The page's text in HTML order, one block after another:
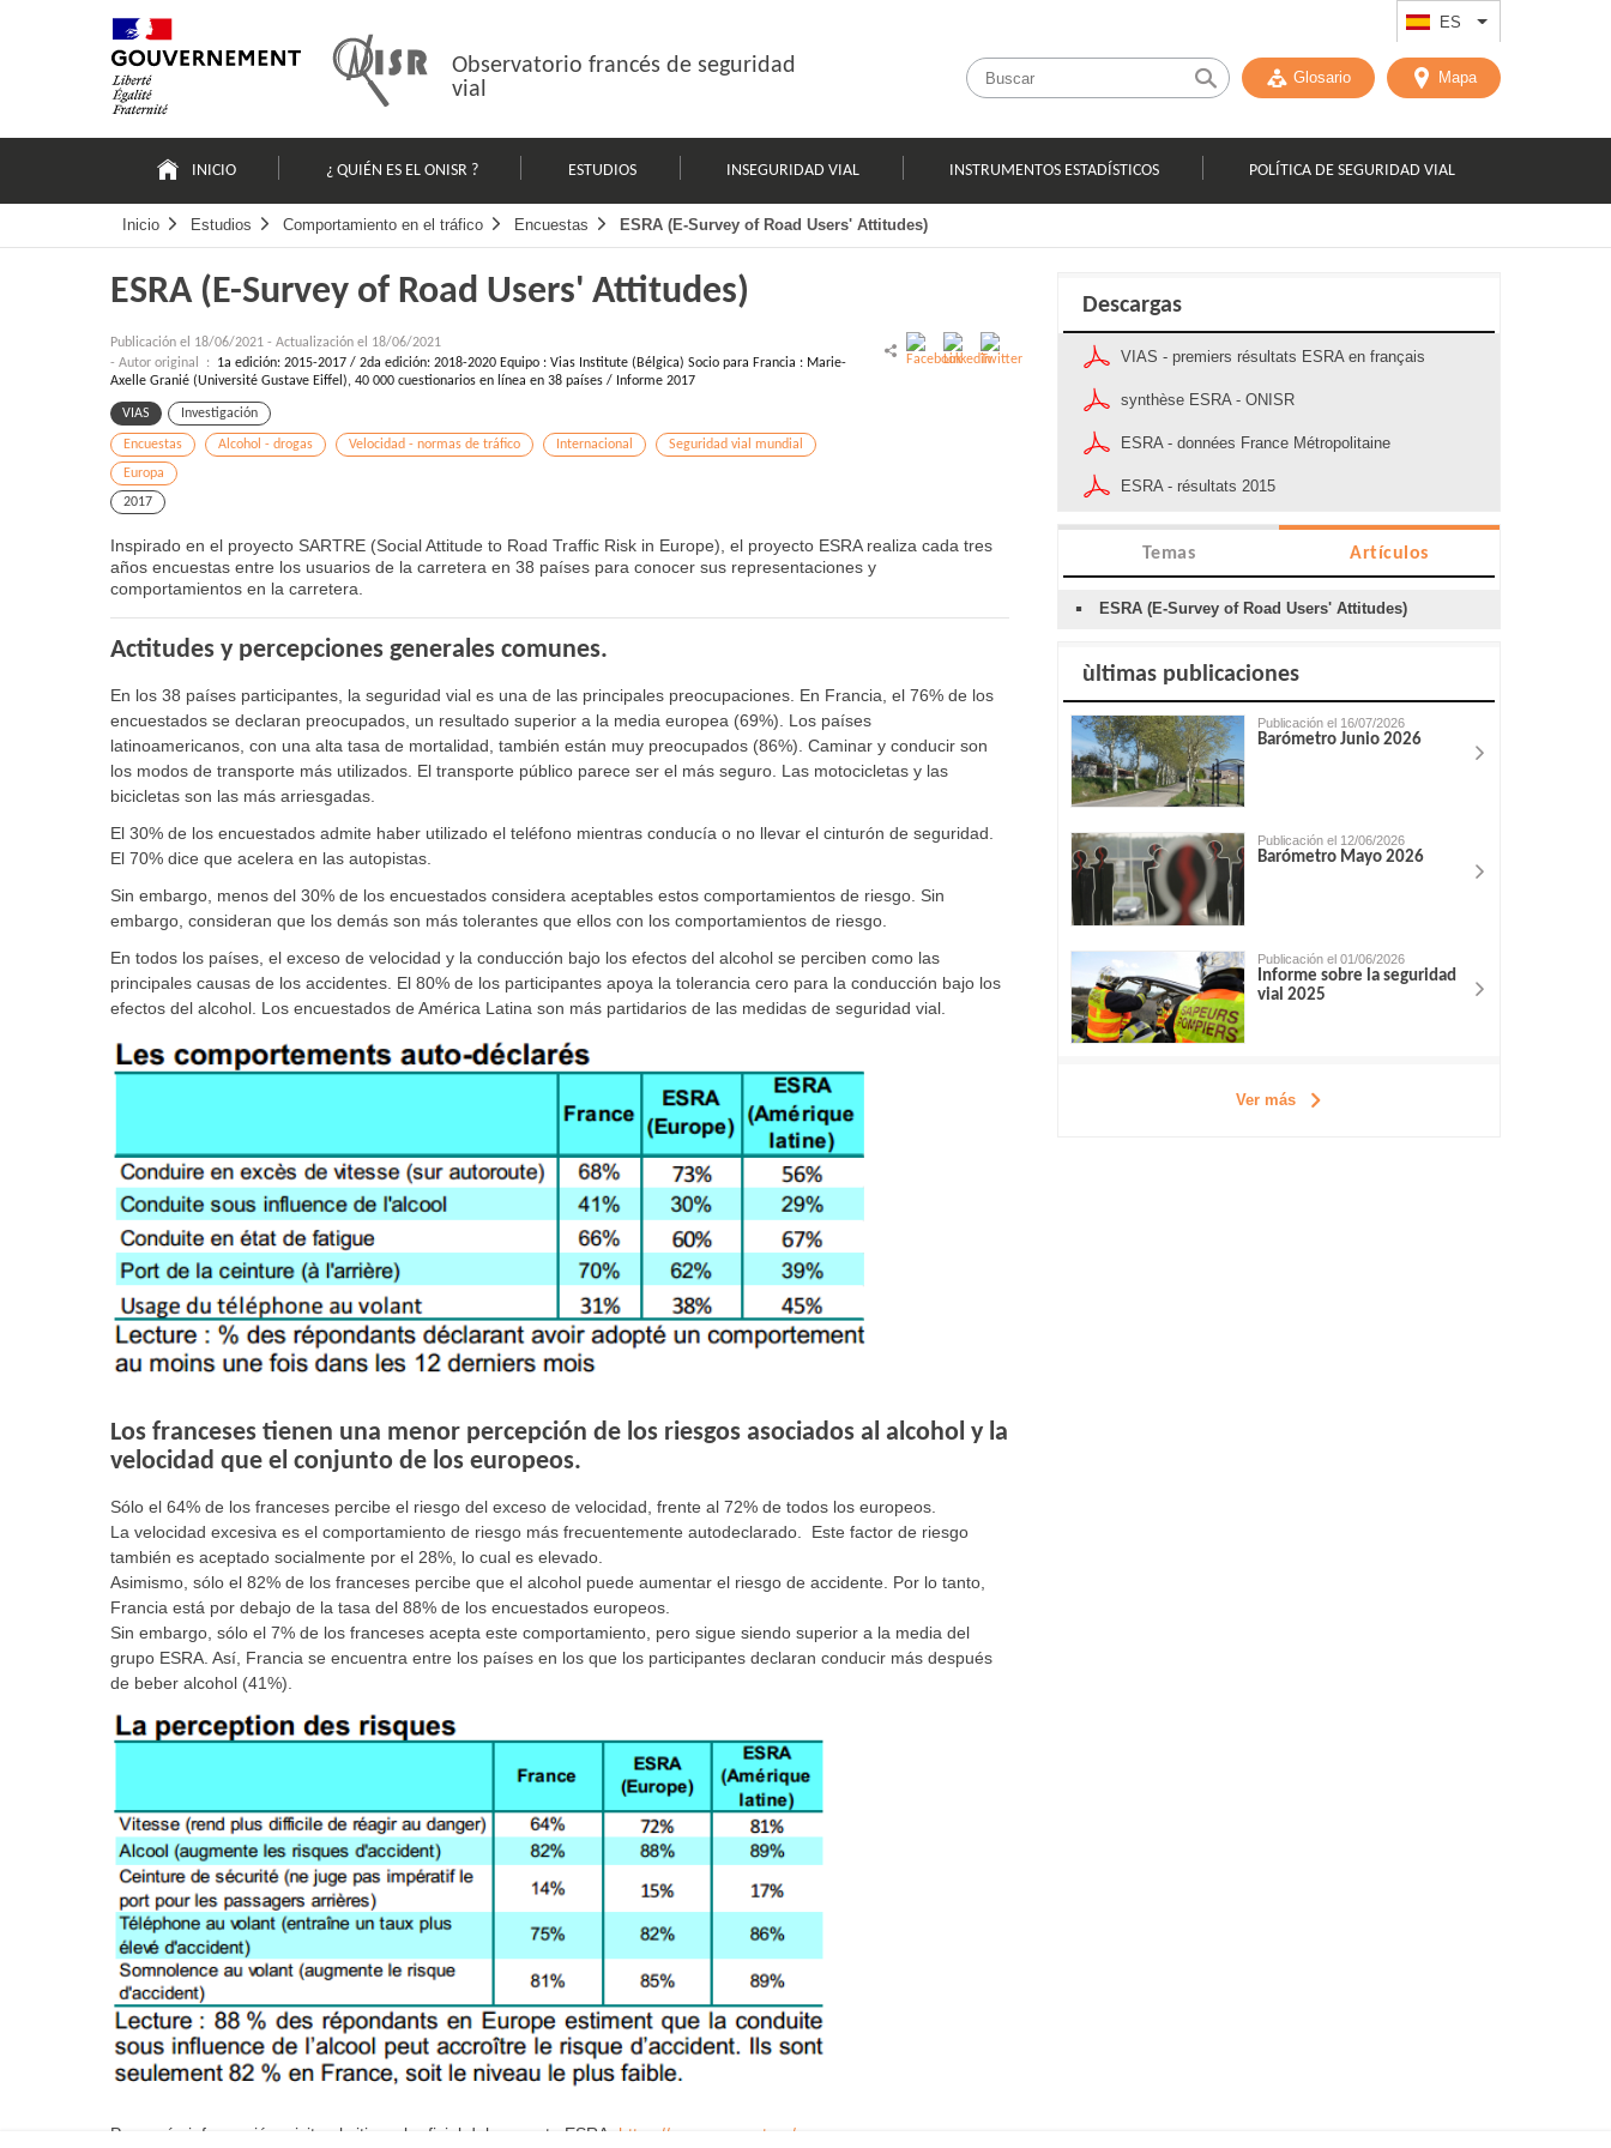
ES List additional
Observatorio francés de seguridad
vial
Glosario Mapa
principale
INICIO ¿ QUIÉN ES EL ONISR ? ESTUDIOS INSEGURIDAD VIAL INSTRUMENTOS ESTADÍSTICOS POLÍTICA DE SEGURIDAD VIAL
Inicio Estudios Comportamiento en el tráfico Encuestas ESRA (E-Survey of Road Users' Attitudes)
ESRA (E-Survey of Road Users' Attitudes)
Publicación el 18/06/2021 - Actualización el 18/06/2021
- Autor original : 1a edición: 2015-2017 / 2da edición: 2018-2020 Equipo : Vias Institute (Bélgica) Socio para Francia : Marie-
Axelle Granié (Université Gustave Eiffel), 40 000 cuestionarios en línea en 38 países / Informe 2017
VIAS Investigación
Encuestas Alcohol - drogas Velocidad - normas de tráfico Internacional
Seguridad vial mundial
Europa
2017
Inspirado en el proyecto SARTRE (Social Attitude to Road Traffic Risk in Europe), el proyecto ESRA realiza cada tres
años encuestas entre los usuarios de la carretera en 38 países para conocer sus representaciones y
comportamientos en la carretera.
Actitudes y percepciones generales comunes.
En los 38 países participantes, la seguridad vial es una de las principales preocupaciones. En Francia, el 76% de los
encuestados se declaran preocupados, un resultado superior a la media europea (69%). Los países
latinoamericanos, con una alta tasa de mortalidad, también están muy preocupados (86%). Caminar y conducir son
los modos de transporte más utilizados. El transporte público parece ser el más seguro. Las motocicletas y las
bicicletas son las más arriesgadas.
El 30% de los encuestados admite haber utilizado el teléfono mientras conducía o no llevar el cinturón de seguridad.
El 70% dice que acelera en las autopistas.
Sin embargo, menos del 30% de los encuestados considera aceptables estos comportamientos de riesgo. Sin
embargo, consideran que los demás son más tolerantes que ellos con los comportamientos de riesgo.
En todos los países, el exceso de velocidad y la conducción bajo los efectos del alcohol se perciben como las
principales causas de los accidentes. El 80% de los participantes apoya la tolerancia cero para la conducción bajo los
efectos del alcohol. Los encuestados de América Latina son más partidarios de las medidas de seguridad vial.
Los franceses tienen una menor percepción de los riesgos asociados al alcohol y la
velocidad que el conjunto de los europeos.
Sólo el 64% de los franceses percibe el riesgo del exceso de velocidad, frente al 72% de todos los europeos.
La velocidad excesiva es el comportamiento de riesgo más frecuentemente autodeclarado. Este factor de riesgo
también es aceptado socialmente por el 28%, lo cual es elevado.
Asimismo, sólo el 82% de los franceses percibe que el alcohol puede aumentar el riesgo de accidente. Por lo tanto,
Francia está por debajo de la tasa del 88% de los encuestados europeos.
Sin embargo, sólo el 7% de los franceses acepta este comportamiento, pero sigue siendo superior a la media del
grupo ESRA. Así, Francia se encuentra entre los países en los que los participantes declaran conducir más después
de beber alcohol (41%).
Para más información, visite el sitio web oficial del proyecto ESRA: https://www.esranet.eu/
Descargas
VIAS - premiers résultats ESRA en français
synthèse ESRA - ONISR
ESRA - données France Métropolitaine
ESRA - résultats 2015
Temas Artículos
ESRA (E-Survey of Road Users' Attitudes)
ùltimas publicaciones
Publicación el 16/07/2026
Barómetro Junio 2026
Publicación el 12/06/2026
Barómetro Mayo 2026
Publicación el 01/06/2026
Informe sobre la seguridad
vial 2025
Ver más